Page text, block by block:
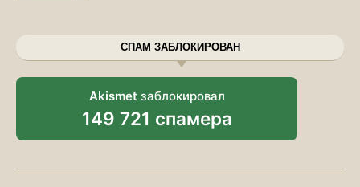
СПАМ ЗАБЛОКИРОВАН
Akismet заблокировал
149 721 спамера